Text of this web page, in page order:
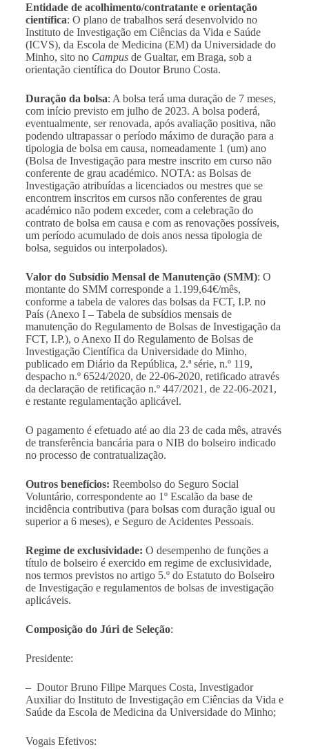
Entidade de acolhimento/contratante e orientação
científica: O plano de trabalhos será desenvolvido no
Instituto de Investigação em Ciências da Vida e Saúde
(ICVS), da Escola de Medicina (EM) da Universidade do
Minho, sito no Campusde Gualtar, em Braga, sob a
orientação científica do Doutor Bruno Costa.
Duração da bolsa: A bolsa terá uma duração de 7 meses,
com início previsto em julho de 2023. A bolsa poderá,
eventualmente, ser renovada, após avaliação positiva, não
podendo ultrapassar o período máximo de duração para a
tipologia de bolsa em causa, nomeadamente 1 (um) ano
(Bolsa de Investigação para mestre inscrito em curso não
conferente de grau académico. NOTA: as Bolsas de
Investigação atribuídas a licenciados ou mestres que se
encontrem inscritos em cursos não conferentes de grau
académico não podem exceder, com a celebração do
contrato de bolsa em causa e com as renovações possíveis,
um período acumulado de dois anos nessa tipologia de
bolsa, seguidos ou interpolados).
Valor do Subsídio Mensal de Manutenção (SMM): O
montante do SMM corresponde a 1.199,64€/mês,
conforme a tabela de valores das bolsas da FCT, I.P. no
País (Anexo I – Tabela de subsídios mensais de
manutenção do Regulamento de Bolsas de Investigação da
FCT, I.P.), o Anexo II do Regulamento de Bolsas de
Investigação Científica da Universidade do Minho,
publicado em Diário da República, 2.ª série, n.º 119,
despacho n.º 6524/2020, de 22-06-2020, retificado através
da declaração de retificação n.º 447/2021, de 22-06-2021,
e restante regulamentação aplicável.
O pagamento é efetuado até ao dia 23 de cada mês, através
de transferência bancária para o NIB do bolseiro indicado
no processo de contratualização.
Outros benefícios: Reembolso do Seguro Social
Voluntário, correspondente ao 1º Escalão da base de
incidência contributiva (para bolsas com duração igual ou
superior a 6 meses), e Seguro de Acidentes Pessoais.
Regime de exclusividade: O desempenho de funções a
título de bolseiro é exercido em regime de exclusividade,
nos termos previstos no artigo 5.º do Estatuto do Bolseiro
de Investigação e regulamentos de bolsas de investigação
aplicáveis.
Composição do Júri de Seleção:
Presidente:
– Doutor Bruno Filipe Marques Costa, Investigador
Auxiliar do Instituto de Investigação em Ciências da Vida e
Saúde da Escola de Medicina da Universidade do Minho;
Vogais Efetivos: